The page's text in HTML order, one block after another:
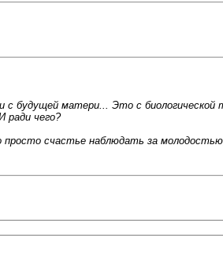
матери... Это с биологической
ради чего?
счастье наблюдать за